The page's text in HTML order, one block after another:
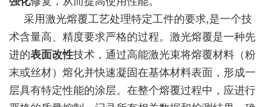
采用激光熔覆工艺处理特定工件的要求,是一个技
术含量高、精度要求严格的过程。激光熔覆是一种先
进的表面改性技术，通过高能激光束将熔覆材料（粉
末或丝材）熔化并快速凝固在基体材料表面，形成一
层具有特定性能的涂层。在整个熔覆过程中，应进行